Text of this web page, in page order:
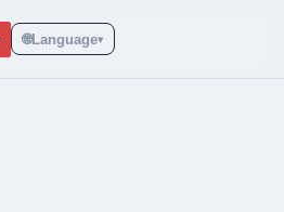
🌐Language▾